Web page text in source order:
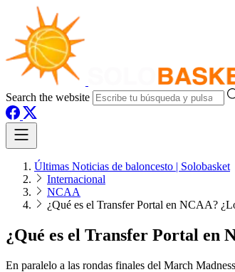
Search the website
Últimas Noticias de baloncesto | Solobasket
Internacional
NCAA
¿Qué es el Transfer Portal en NCAA?
¿Qué es el Transfer Portal
En paralelo a las rondas finales del March